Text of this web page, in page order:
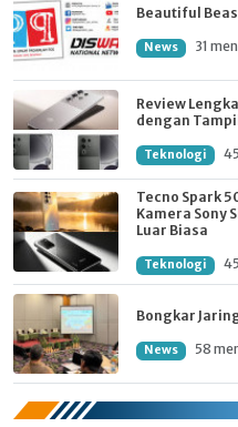
Beautiful
News 31
Review
dengan
Teknologi
Tecno Spark
Kamera Sony
Luar Biasa
Teknologi
Bongkar
News 58